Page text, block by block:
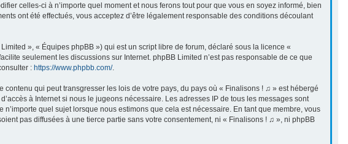
celles-ci à n’importe quel moment et nous ferons tout pour que vous en soyez informé, bien
ont été effectués, vous acceptez d’être légalement responsable des conditions découlant
», « Équipes phpBB ») qui est un script libre de forum, déclaré sous la licence «
seulement les discussions sur Internet. phpBB Limited n’est pas responsable de ce que
: https://www.phpbb.com/.
qui peut transgresser les lois de votre pays, du pays où « Finalisons ! ♫ » est hébergé
à Internet si nous le jugeons nécessaire. Les adresses IP de tous les messages sont
quel sujet lorsque nous estimons que cela est nécessaire. En tant que membre, vous
pas diffusées à une tierce partie sans votre consentement, ni « Finalisons ! ♫ », ni phpBB